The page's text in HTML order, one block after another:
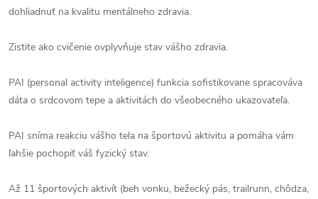
dohliadnuť na kvalitu mentálneho zdravia.
Zistite ako cvičenie ovplyvňuje stav vášho zdravia.
PAI (personal activity inteligence) funkcia sofistikovane spracováva
dáta o srdcovom tepe a aktivitách do všeobecného ukazovateľa.
PAI sníma reakciu vášho tela na športovú aktivitu a pomáha vám
ľahšie pochopiť váš fyzický stav.
Až 11 športových aktivít (beh vonku, bežecký pás, trailrunn, chôdza,